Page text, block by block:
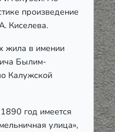
произведение
Киселева.
жила в имении
Былим-
Калужской
год имеется
улица»,